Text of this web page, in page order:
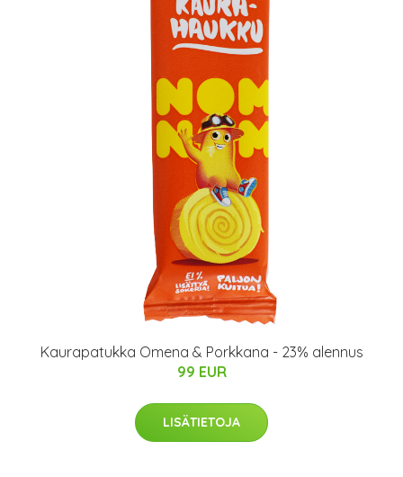
Kaurapatukka Omena & Porkkana - 23% alennus
99 EUR
LISÄTIETOJA